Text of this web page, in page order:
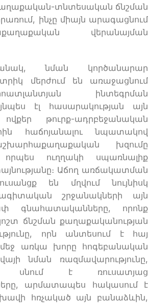
տնտեսական ճնշման
ինչը միայն արագացնում
վերանայման
նման կործանարար
մերժում են առաջացնում
ինտեգրման
էլ հասարակության այն
թուրք-ադրբեջանական
հաճոյանալու նպատակով
խզումը
ուղղակի սպառնալիք
Աճող առճակատման
են մղվում նույնիսկ
շրջանակների այն
գնահատականները, որոնք
ճնշման քաղաքականության
որն անտեսում է հայ
առկա խորը հոգեբանական
նման ռազմավարությունը,
է ռուսատյաց
արմատապես հակասում է
հռչակած այն բանաձևին,